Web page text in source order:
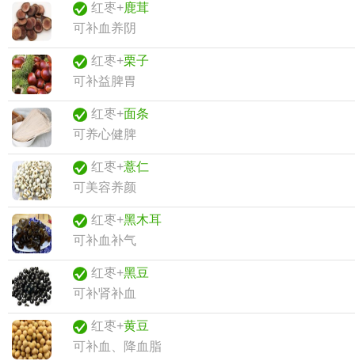
红枣+鹿茸
可补血养阴
红枣+栗子
可补益脾胃
红枣+面条
可养心健脾
红枣+薏仁
可美容养颜
红枣+黑木耳
可补血补气
红枣+黑豆
可补肾补血
红枣+黄豆
可补血、降血脂